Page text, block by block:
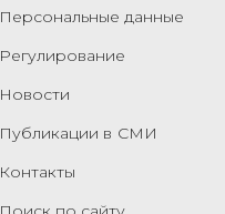
Персональные данные
Регулирование
Новости
Публикации в СМИ
Контакты